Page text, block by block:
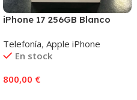
iPhone 17 256GB Blanco
Telefonía, Apple iPhone
En stock
800,00 €